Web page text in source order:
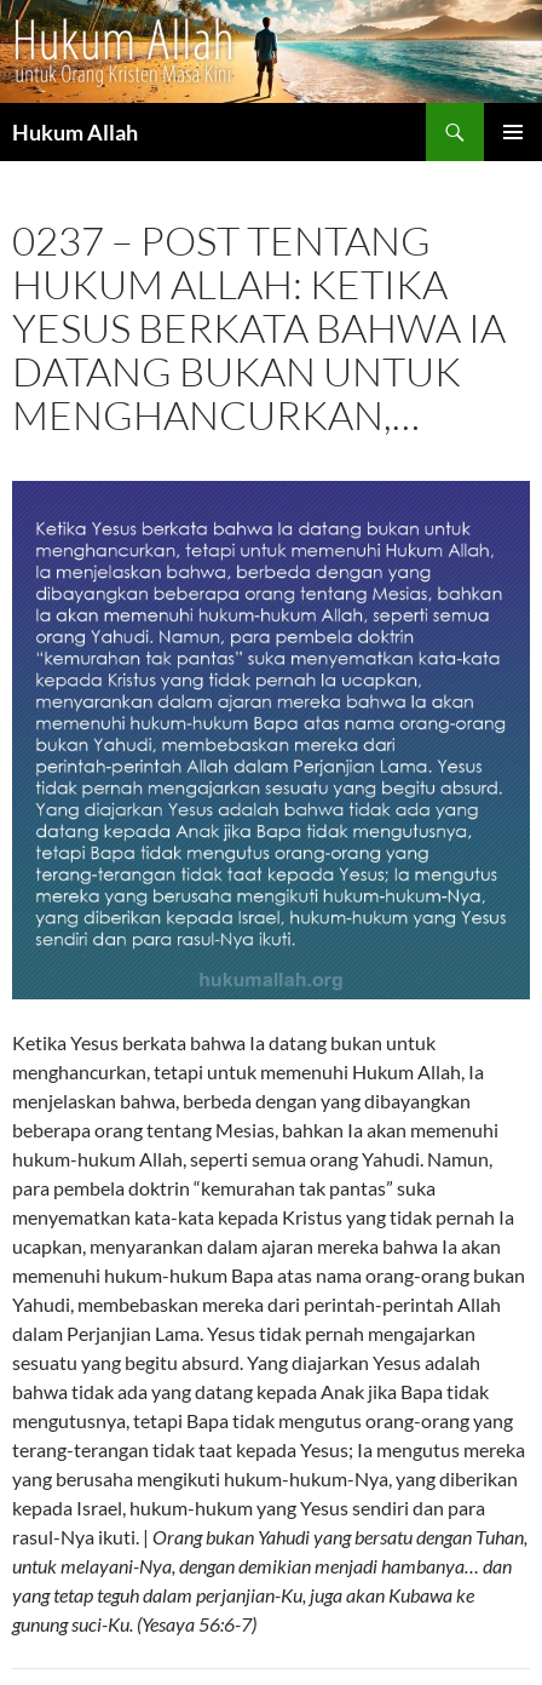
Hukum Allah
0237 – POST TENTANG
HUKUM ALLAH: KETIKA
YESUS BERKATA BAHWA IA
DATANG BUKAN UNTUK
MENGHANCURKAN,…
Ketika Yesus berkata bahwa Ia datang bukan untuk
menghancurkan, tetapi untuk memenuhi Hukum Allah, Ia
menjelaskan bahwa, berbeda dengan yang dibayangkan
beberapa orang tentang Mesias, bahkan Ia akan memenuhi
hukum-hukum Allah, seperti semua orang Yahudi. Namun,
para pembela doktrin “kemurahan tak pantas” suka
menyematkan kata-kata kepada Kristus yang tidak pernah Ia
ucapkan, menyarankan dalam ajaran mereka bahwa Ia akan
memenuhi hukum-hukum Bapa atas nama orang-orang bukan
Yahudi, membebaskan mereka dari perintah-perintah Allah
dalam Perjanjian Lama. Yesus tidak pernah mengajarkan
sesuatu yang begitu absurd. Yang diajarkan Yesus adalah
bahwa tidak ada yang datang kepada Anak jika Bapa tidak
mengutusnya, tetapi Bapa tidak mengutus orang-orang yang
terang-terangan tidak taat kepada Yesus; Ia mengutus mereka
yang berusaha mengikuti hukum-hukum-Nya, yang diberikan
kepada Israel, hukum-hukum yang Yesus sendiri dan para
rasul-Nya ikuti. | Orang bukan Yahudi yang bersatu dengan Tuhan,
untuk melayani-Nya, dengan demikian menjadi hambanya… dan
yang tetap teguh dalam perjanjian-Ku, juga akan Kubawa ke
gunung suci-Ku. (Yesaya 56:6-7)